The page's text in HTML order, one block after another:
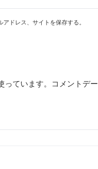
ドレス、サイトを保存する。
ています。 コメントデ